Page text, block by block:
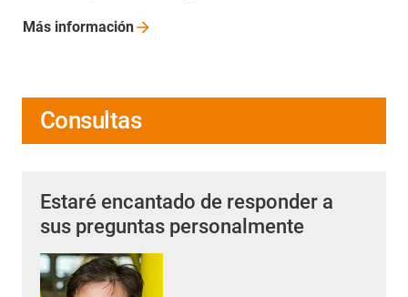
Más información
Consultas
Estaré encantado de responder a
sus preguntas personalmente